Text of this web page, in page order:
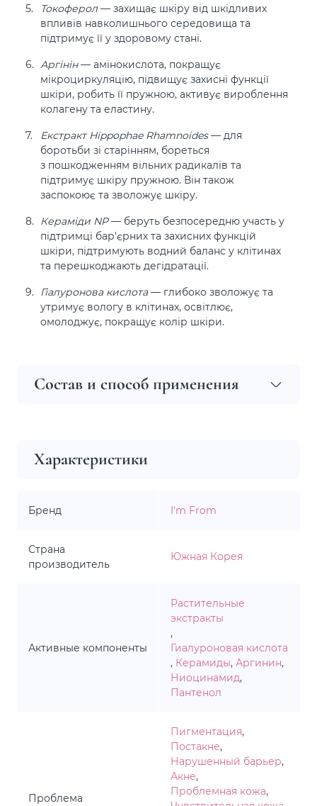
Токоферол — захищає шкіру від шкідливих
впливів навколишнього середовища та
підтримує її у здоровому стані.
Аргінін— амінокислота, покращує
мікроциркуляцію, підвищує захисні функції
шкіри, робить її пружною, активує вироблення
колагену та еластину.
Екстракт Hippophae Rhamnoides— для
боротьби зі старінням, бореться
з пошкодженням вільних радикалів та
підтримує шкіру пружною. Він також
заспокоює та зволожує шкіру.
Кераміди NP— беруть безпосередню участь у
підтримці бар'єрних та захисних функцій
шкіри, підтримують водний баланс у клітинах
та перешкоджають дегідратації.
Гіалуронова кислота— глибоко зволожує та
утримує вологу в клітинах, освітлює,
омолоджує, покращує колір шкіри.
Состав и способ применения
Характеристики
Бренд I'm From
Страна
производитель
Южная Корея
Активные компоненты
Растительные
экстракты
,
Гиалуроновая кислота
, Керамиды, Аргинин,
Ниоцинамид,
Пантенол
Проблема
Пигментация,
Постакне,
Нарушенный барьер,
Акне,
Проблемная кожа,